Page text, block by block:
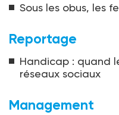
Sous les obus, les
Reportage
Handicap : quand
réseaux sociaux
Management